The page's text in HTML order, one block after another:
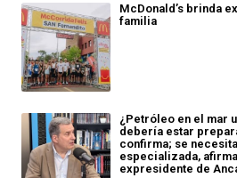
McDonald’s brinda
familia
¿Petróleo en el mar
debería estar
confirma; se
especializada,
expresidente de